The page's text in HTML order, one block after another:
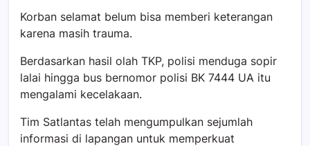
Korban selamat belum bisa memberi keterangan
karena masih trauma.
Berdasarkan hasil olah TKP, polisi menduga sopir
lalai hingga bus bernomor polisi BK 7444 UA itu
mengalami kecelakaan.
Tim Satlantas telah mengumpulkan sejumlah
informasi di lapangan untuk memperkuat